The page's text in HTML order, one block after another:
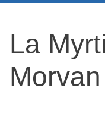
La
Morvan